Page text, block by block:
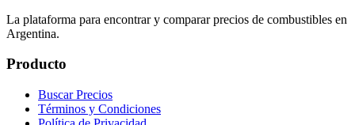
La plataforma para encontrar y comparar precios de combustibles en
Argentina.
Producto
Buscar Precios
Términos y Condiciones